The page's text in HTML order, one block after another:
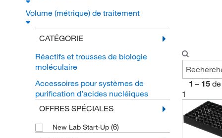
Volume (métrique) de traitement
CATÉGORIE
Réactifs et trousses de biologie
moléculaire
Accessoires pour systèmes de
purification d’acides nucléiques
OFFRES SPÉCIALES
New Lab Start-Up (6)
1 – 15 de
1